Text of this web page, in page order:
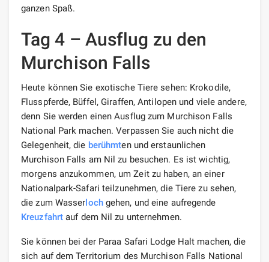
ganzen Spaß.
Tag 4 – Ausflug zu den
Murchison Falls
Heute können Sie exotische Tiere sehen: Krokodile,
Flusspferde, Büffel, Giraffen, Antilopen und viele andere,
denn Sie werden einen Ausflug zum Murchison Falls
National Park machen. Verpassen Sie auch nicht die
Gelegenheit, die berühmten und erstaunlichen
Murchison Falls am Nil zu besuchen. Es ist wichtig,
morgens anzukommen, um Zeit zu haben, an einer
Nationalpark-Safari teilzunehmen, die Tiere zu sehen,
die zum Wasserlochgehen, und eine aufregende
Kreuzfahrt auf dem Nil zu unternehmen.
Sie können bei der Paraa Safari Lodge Halt machen, die
sich auf dem Territorium des Murchison Falls National